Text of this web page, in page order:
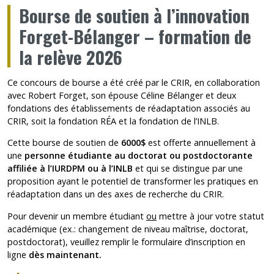
Bourse de soutien à l’innovation
Forget-Bélanger – formation de
la relève 2026
Ce concours de bourse a été créé par le CRIR, en collaboration
avec Robert Forget, son épouse Céline Bélanger et deux
fondations des établissements de réadaptation associés au
CRIR, soit la fondation RÉA et la fondation de l’INLB.
Cette bourse de soutien de 6000$ est offerte annuellement à
une personne étudiante au doctorat ou postdoctorante
affiliée à l’IURDPM ou à l’INLB et qui se distingue par une
proposition ayant le potentiel de transformer les pratiques en
réadaptation dans un des axes de recherche du CRIR.
Pour devenir un membre étudiant ou mettre à jour votre statut
académique (ex.: changement de niveau maîtrise, doctorat,
postdoctorat), veuillez remplir le formulaire d’inscription en
ligne dès maintenant.